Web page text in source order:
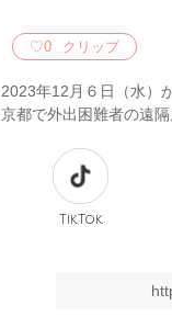
♡0 クリップ
2023年12月６日（水）
京都で外出困難者の遠
TikTok